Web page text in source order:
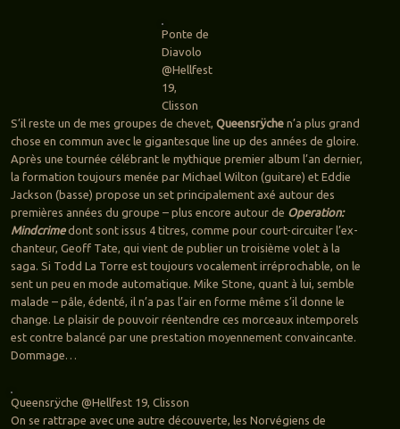
Ponte de
Diavolo
@Hellfest
19,
Clisson
S’il reste un de mes groupes de chevet, Queensrÿche n’a plus grand
chose en commun avec le gigantesque line up des années de gloire.
Après une tournée célébrant le mythique premier album l’an dernier,
la formation toujours menée par Michael Wilton (guitare) et Eddie
Jackson (basse) propose un set principalement axé autour des
premières années du groupe – plus encore autour de Operation:
Mindcrimedont sont issus 4 titres, comme pour court-circuiter l’ex-
chanteur, Geoff Tate, qui vient de publier un troisième volet à la
saga. Si Todd La Torre est toujours vocalement irréprochable, on le
sent un peu en mode automatique. Mike Stone, quant à lui, semble
malade – pâle, édenté, il n’a pas l’air en forme même s’il donne le
change. Le plaisir de pouvoir réentendre ces morceaux intemporels
est contre balancé par une prestation moyennement convaincante.
Dommage…
Queensrÿche @Hellfest 19, Clisson
On se rattrape avec une autre découverte, les Norvégiens de